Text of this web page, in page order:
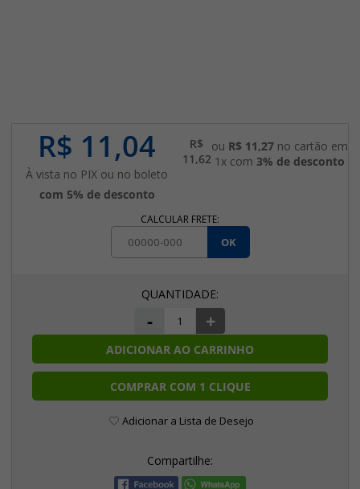
R$ 11,04
À vista no PIX ou no boleto
com 5% de desconto
R$
11,62
ou R$ 11,27no cartão em
1x com 3% de desconto
CALCULAR FRETE:
OK
- +
ADICIONAR AO CARRINHO
COMPRAR COM 1 CLIQUE
Adicionar a Lista de Desejo
Compartilhe: